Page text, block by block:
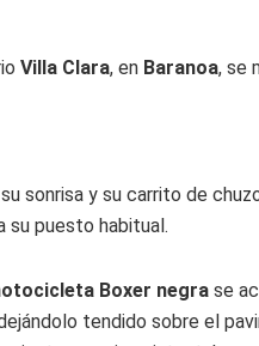
Villa Clara, en Baranoa, se
sonrisa y su carrito de
su puesto habitual.
Boxer negra se
tendido sobre el